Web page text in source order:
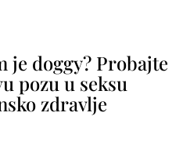
je doggy? Probajte
pozu u seksu
zdravlje